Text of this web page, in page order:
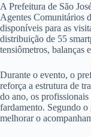
A Prefeitura de São
Agentes Comunitários
disponíveis para as
distribuição de 55
tensiômetros, balanças
Durante o evento, o
reforça a estrutura de
do ano, os
fardamento. Segundo o
melhorar o